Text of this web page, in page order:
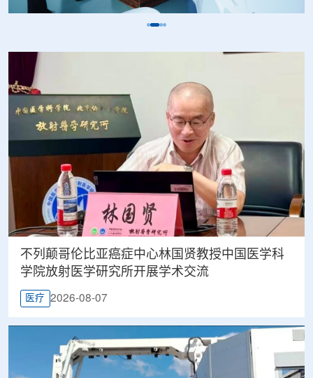
不列颠哥伦比亚癌症中心林国贤教授中国医学科
学院放射医学研究所开展学术交流
医疗 2026-08-07